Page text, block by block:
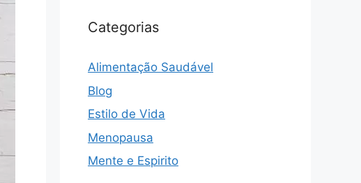
Categorias
Alimentação Saudável
Blog
Estilo de Vida
Menopausa
Mente e Espirito